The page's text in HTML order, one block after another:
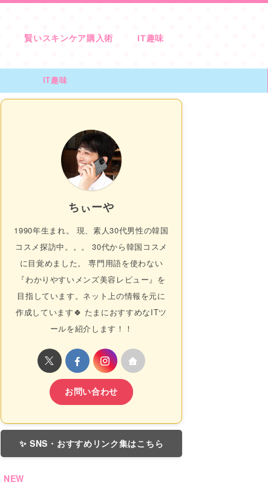
賢いスキンケア購入術 IT趣味
IT趣味
ちぃーや
1990年生まれ。 現、素人30代男性の韓国
コスメ探訪中。。。 30代から韓国コスメ
に目覚めました。 専門用語を使わない
『わかりやすいメンズ美容レビュー』を
目指しています。ネット上の情報を元に
作成しています🍀 たまにおすすめなITツ
ールを紹介します！！
お問い合わせ
✨ SNS・おすすめリンク集はこちら
NEW